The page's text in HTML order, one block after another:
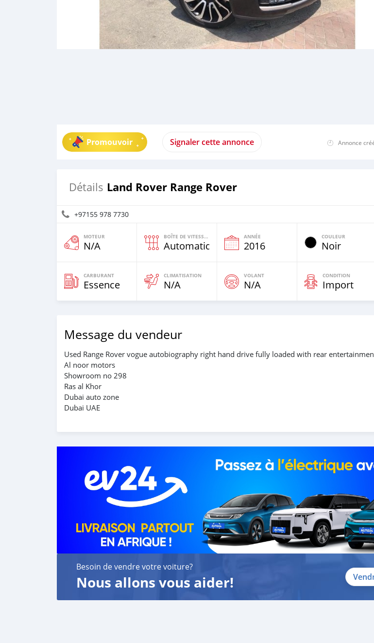
Promouvoir Signaler cette annonce Annonce
Détails Land Rover Range Rover
+97155 978 7730
MOTEUR
N/A
BOÎTE DE VITESSES
Automatique
ANNÉE
2016
COULEUR
Noir
CARBURANT
Essence
CLIMATISATION
N/A
VOLANT
N/A
CONDITION
Import
Message du vendeur
Used Range Rover vogue autobiography right hand drive fully loaded with rear
Al noor motors
Showroom no 298
Ras al Khor
Dubai auto zone
Dubai UAE
Besoin de vendre votre voiture?
Nous allons vous aider!